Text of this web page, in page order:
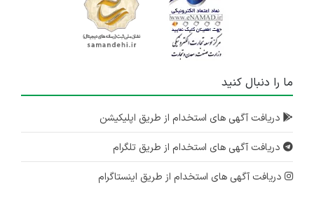
ما را دنبال کنید
دریافت آگهی های استخدام از طریق اپلیکیشن
دریافت آگهی های استخدام از طریق تلگرام
دریافت آگهی های استخدام از طریق اینستاگرام